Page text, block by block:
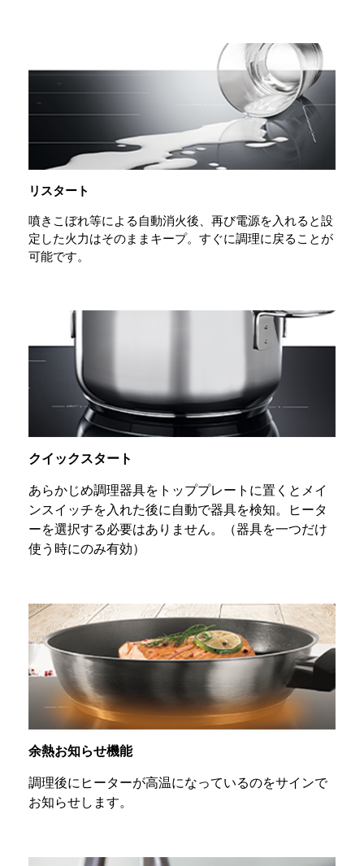
リスタート
噴きこぼれ等による自動消火後、再び電源を入れると設
定した火力はそのままキープ。すぐに調理に戻ることが
可能です。
クイックスタート
あらかじめ調理器具をトッププレートに置くとメイ
ンスイッチを入れた後に自動で器具を検知。ヒータ
ーを選択する必要はありません。（器具を一つだけ
使う時にのみ有効）
余熱お知らせ機能
調理後にヒーターが高温になっているのをサインで
お知らせします。